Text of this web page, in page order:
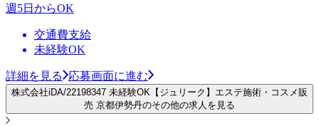
週5日からOK
交通費支給
未経験OK
詳細を見る 応募画面に進む
株式会社iDA/22198347 未経験OK【ジュリーク】エステ施術・コスメ販
売 京都伊勢丹のその他の求人を見る